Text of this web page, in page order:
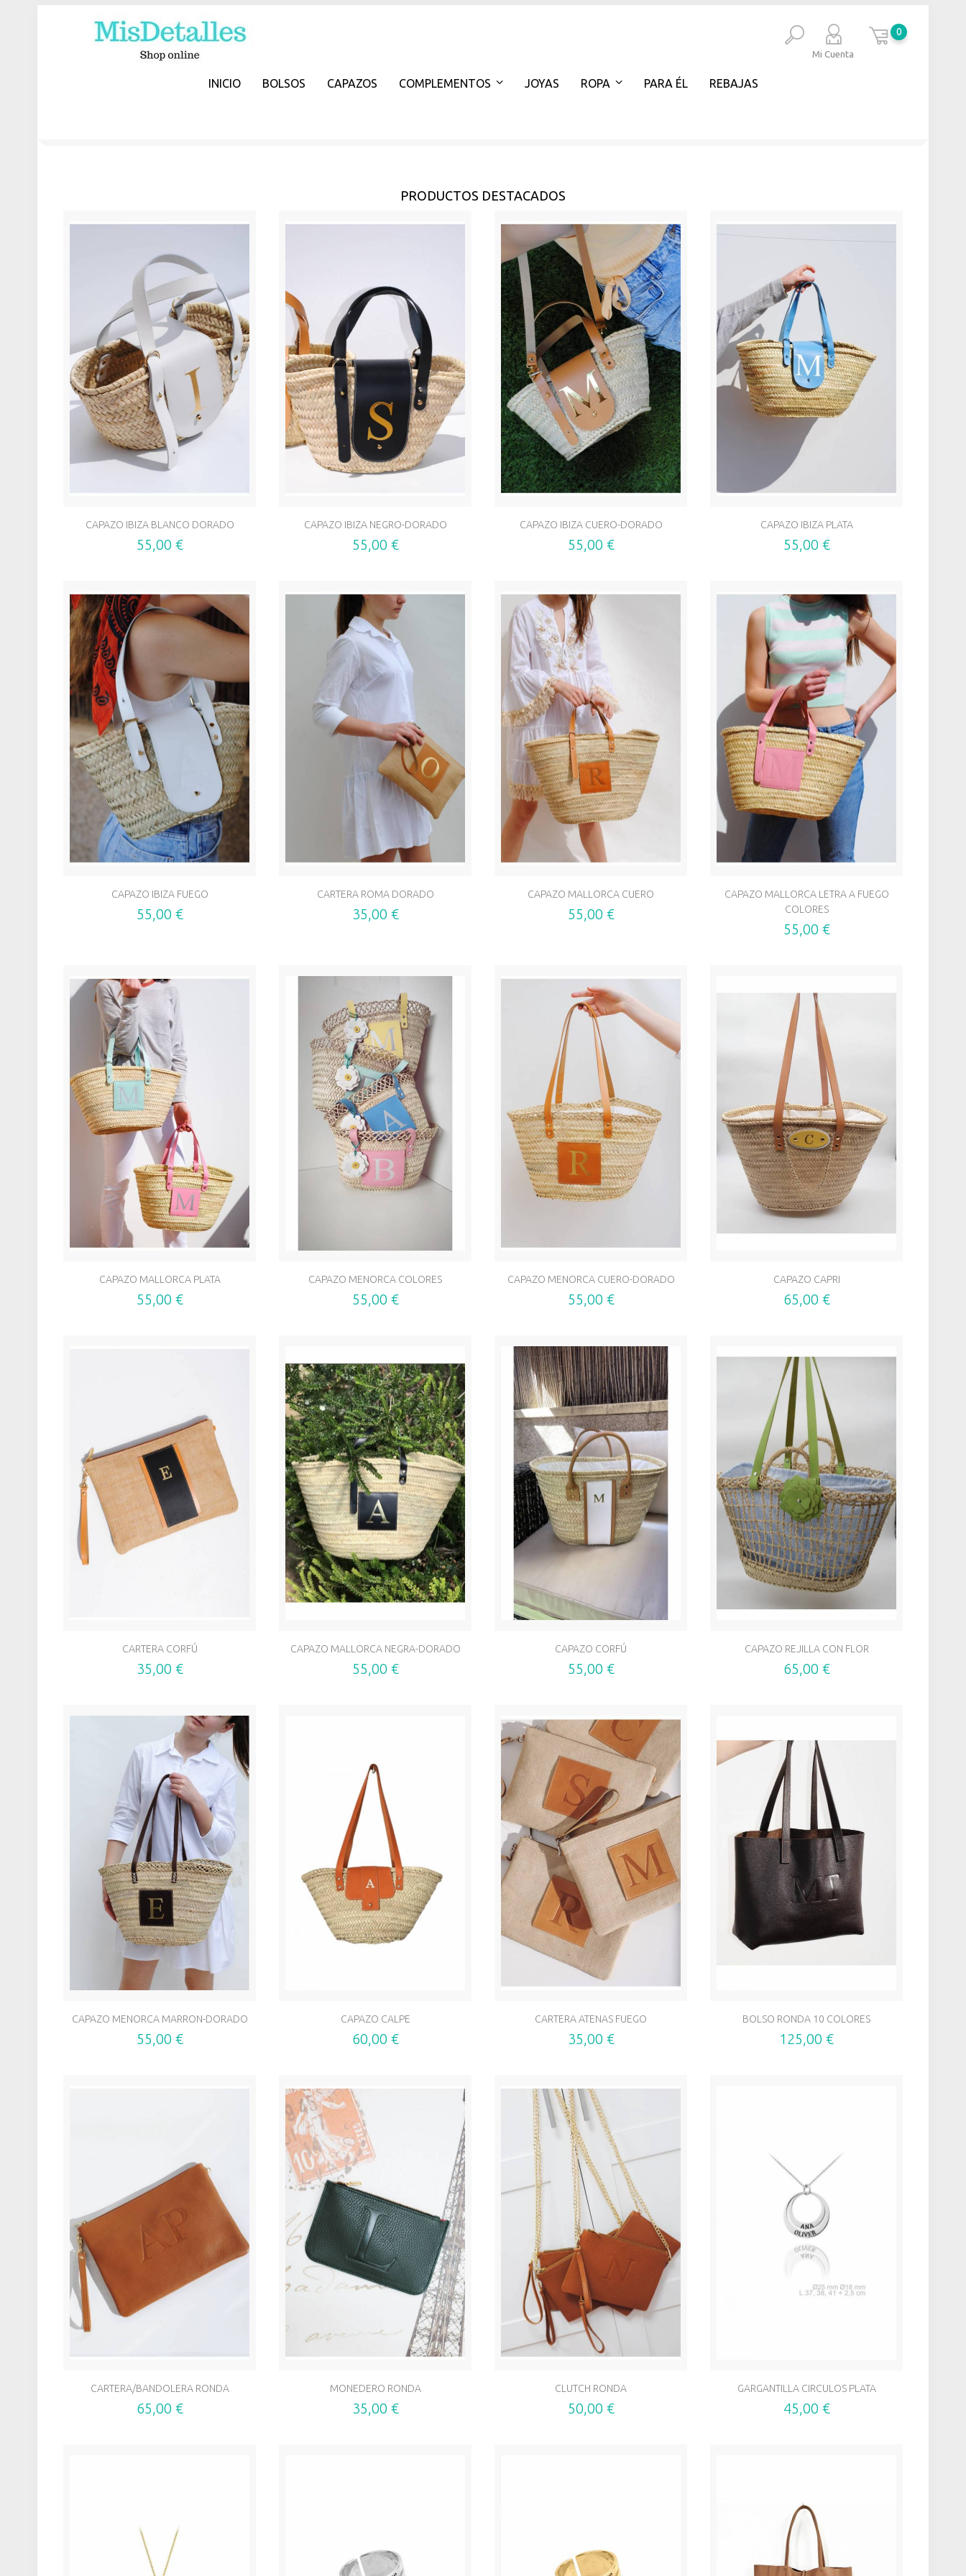
INICIO BOLSOS CAPAZOS COMPLEMENTOS JOYAS ROPA PARA ÉL REBAJAS
0
Mi Cuenta
PRODUCTOS DESTACADOS
CAPAZO IBIZA BLANCO DORADO
55,00 €
CAPAZO IBIZA NEGRO-DORADO
55,00 €
CAPAZO IBIZA CUERO-DORADO
55,00 €
CAPAZO IBIZA PLATA
55,00 €
CAPAZO IBIZA FUEGO
55,00 €
CARTERA ROMA DORADO
35,00 €
CAPAZO MALLORCA CUERO
55,00 €
CAPAZO MALLORCA LETRA A FUEGO
COLORES
55,00 €
CAPAZO MALLORCA PLATA
55,00 €
CAPAZO MENORCA COLORES
55,00 €
CAPAZO MENORCA CUERO-DORADO
55,00 €
CAPAZO CAPRI
65,00 €
CARTERA CORFÚ
35,00 €
CAPAZO MALLORCA NEGRA-DORADO
55,00 €
CAPAZO CORFÚ
55,00 €
CAPAZO REJILLA CON FLOR
65,00 €
CAPAZO MENORCA MARRON-DORADO
55,00 €
CAPAZO CALPE
60,00 €
CARTERA ATENAS FUEGO
35,00 €
BOLSO RONDA 10 COLORES
125,00 €
CARTERA/BANDOLERA RONDA
65,00 €
MONEDERO RONDA
35,00 €
CLUTCH RONDA
50,00 €
GARGANTILLA CIRCULOS PLATA
45,00 €